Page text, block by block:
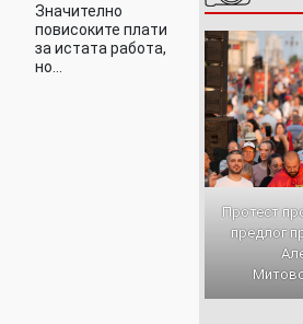
Значително
повисоките плати
за истата работа,
но…
Протест
предлог